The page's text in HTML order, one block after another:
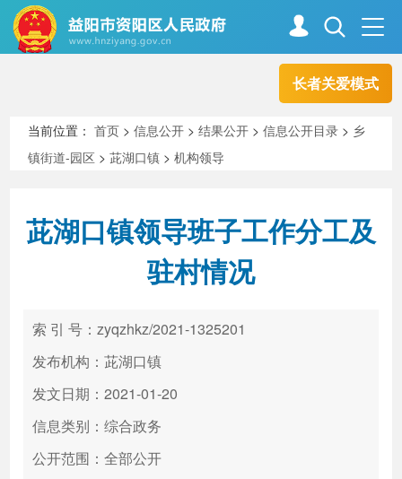
长者关爱模式
走进资阳
新闻中心 解读回应
政务服务
高效办成一件事
当前位置：首页 >信息公开 >结果公开 >信息公开目录 > 乡
镇街道-园区 >茈湖口镇 >机构领导
茈湖口镇领导班子工作分工及
驻村情况
索 引 号：zyqzhkz/2021-1325201
发布机构：茈湖口镇
发文日期：2021-01-20
信息类别：综合政务
公开范围：全部公开